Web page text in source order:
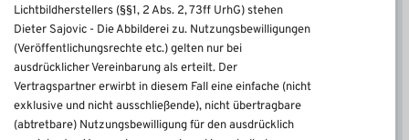
Lichtbildherstellers (§§1, 2 Abs. 2, 73ff UrhG) stehen
Dieter Sajovic - Die Abbilderei zu. Nutzungsbewilligungen
(Veröffentlichungsrechte etc.) gelten nur bei
ausdrücklicher Vereinbarung als erteilt. Der
Vertragspartner erwirbt in diesem Fall eine einfache (nicht
exklusive und nicht ausschließende), nicht übertragbare
(abtretbare) Nutzungsbewilligung für den ausdrücklich